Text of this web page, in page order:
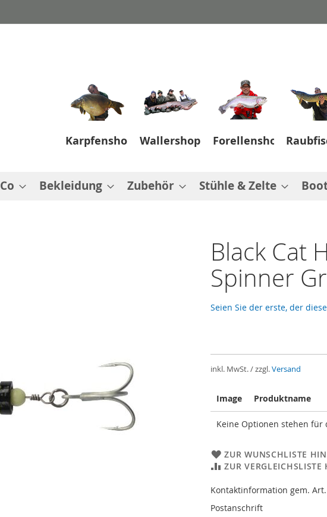
Karpfenshop Wallershop Forellenshop
Bekleidung Zubehör Stühle & Zelte
Black Cat
Spinner
Seien Sie der erste, der
inkl. MwSt. / zzgl.Versand
Produkte
Artikel
Image Produktname
Keine Optionen stehen für
ZUR WUNSCHLISTE
ZUR VERGLEICHSLISTE
Kontaktinformation gem. Art.
Postanschrift